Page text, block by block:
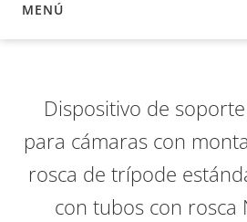
MENÚ
DESCRIPCIÓN
Dispositivo de
para cámaras con
rosca de trípode
con tubos con rosca